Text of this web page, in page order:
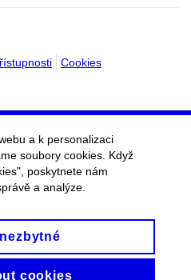
Cookies
a k personalizaci
soubory cookies. Když
poskytnete nám
a analýze.
cookies